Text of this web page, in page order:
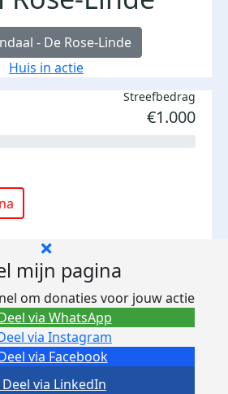
- De Rose-Linde
Huis in actie
Streefbedrag
€1.000
mijn pagina
om donaties voor jouw actie
via Facebook
via Instagram
Deel via LinkedIn
via WhatsApp